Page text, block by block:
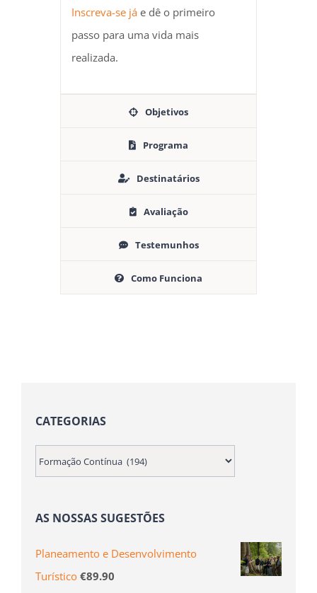
Inscreva-se jáe dê o primeiro
passo para uma vida mais
realizada.
Objetivos
Programa
Destinatários
Avaliação
Testemunhos
Como Funciona
CATEGORIAS
AS NOSSAS SUGESTÕES
Planeamento e Desenvolvimento
Turístico €89.90